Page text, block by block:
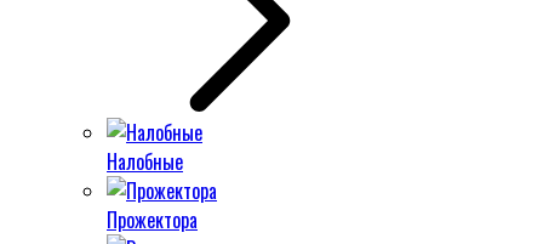
Налобные
Прожектора